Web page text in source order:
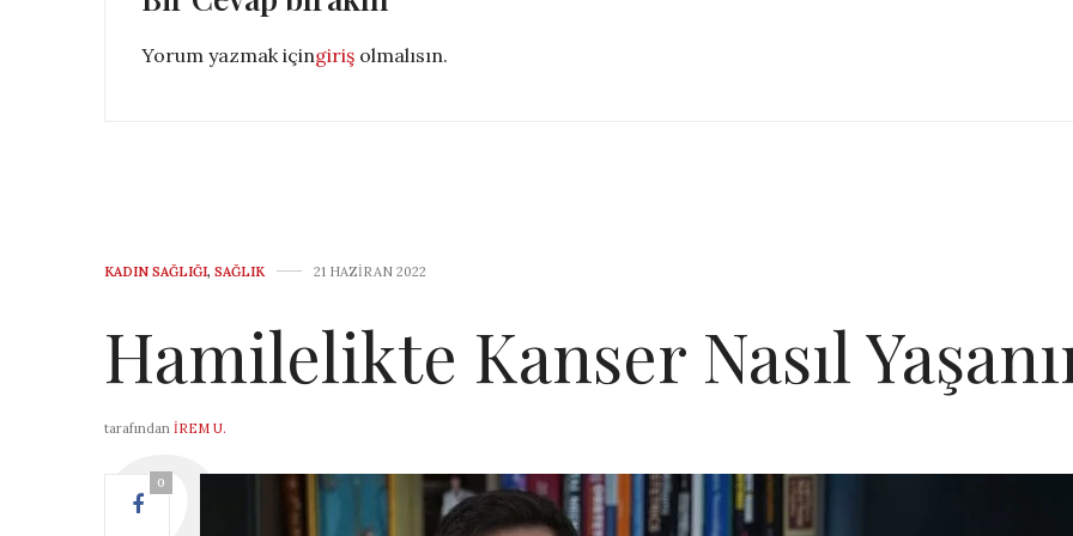
Yorum yazmak içingiriş olmalısın.
KADIN SAĞLIĞI, SAĞLIK 21 HAZIRAN 2022
Hamilelikte Kanser Nasıl
tarafından İREM U.
0